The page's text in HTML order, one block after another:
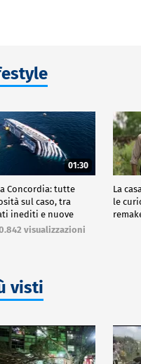
01:30
Concordia: tutte
sul caso, tra
inediti e nuove
visualizzazioni
La
le
visti